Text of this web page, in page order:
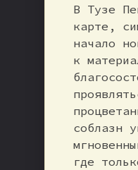
В Тузе
карте,
начало
к
соблазн
где